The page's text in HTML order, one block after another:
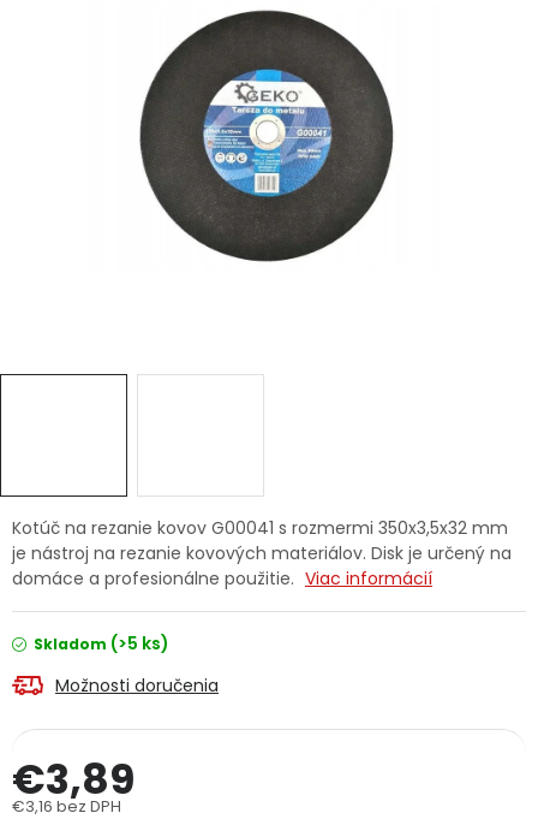
Vybavenie a hračky pre deti
Domácnosť
Ochranné pracovné pomôcky
Servis náradia Hodnotenie obchodu
Doprava a platba Váš zákaznícky účet
Kontakty
Reklamačný formulár
Kotúč na rezanie kovov G00041 s rozmermi 350x3,5x32 mm
je nástroj na rezanie kovových materiálov. Disk je určený na
domáce a profesionálne použitie. Viac informácií
Skladom (>5 ks)
Možnosti doručenia
€3,89
€3,16 bez DPH